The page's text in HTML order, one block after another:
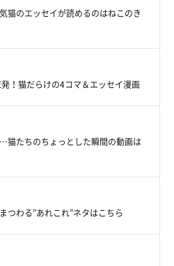
猫のエッセイが読めるのはねこのき
！猫だらけの4コマ＆エッセイ漫画
猫たちのちょっとした瞬間の動画は
つわる”あれこれ”ネタはこちら